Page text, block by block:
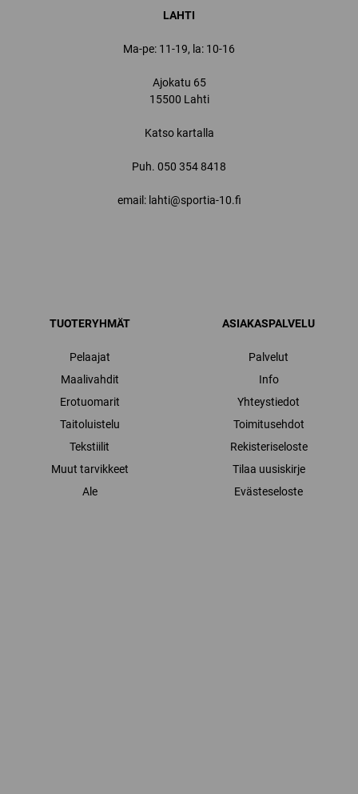
LAHTI
Ma-pe: 11-19, la: 10-16
Ajokatu 65
15500 Lahti
Katso kartalla
Puh. 050 354 8418
email: lahti@sportia-10.fi
TUOTERYHMÄT
Pelaajat
Maalivahdit
Erotuomarit
Taitoluistelu
Tekstiilit
Muut tarvikkeet
Ale
ASIAKASPALVELU
Palvelut
Info
Yhteystiedot
Toimitusehdot
Rekisteriseloste
Tilaa uusiskirje
Evästeseloste